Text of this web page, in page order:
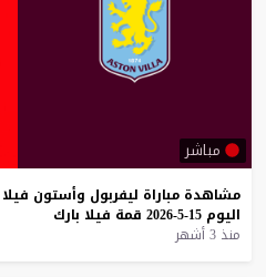
مباشر
مشاهدة مباراة ليفربول وأستون فيلا
اليوم 15-5-2026 قمة فيلا بارك
منذ 3 أشهر